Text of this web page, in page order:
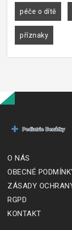
péče o dítě
příznaky
O NÁS
OBECNÉ
ZÁSADY
RGPD
KONTAKT